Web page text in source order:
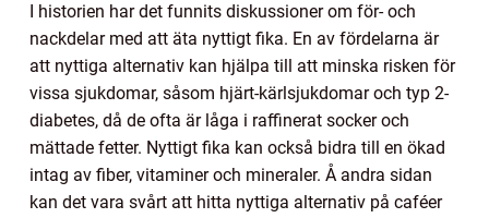
I historien har det funnits diskussioner om för- och
nackdelar med att äta nyttigt fika. En av fördelarna är
att nyttiga alternativ kan hjälpa till att minska risken för
vissa sjukdomar, såsom hjärt-kärlsjukdomar och typ 2-
diabetes, då de ofta är låga i raffinerat socker och
mättade fetter. Nyttigt fika kan också bidra till en ökad
intag av fiber, vitaminer och mineraler. Å andra sidan
kan det vara svårt att hitta nyttiga alternativ på caféer